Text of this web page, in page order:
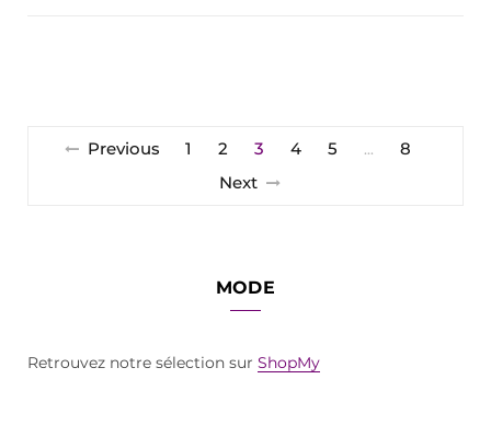
Previous 1 2 3 4 5 …
8
Next
MODE
Retrouvez notre sélection sur ShopMy